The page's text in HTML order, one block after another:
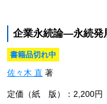
企業永続論―永続発
書籍品切れ中
佐々木 直 著
定価（紙 版）：2,200円